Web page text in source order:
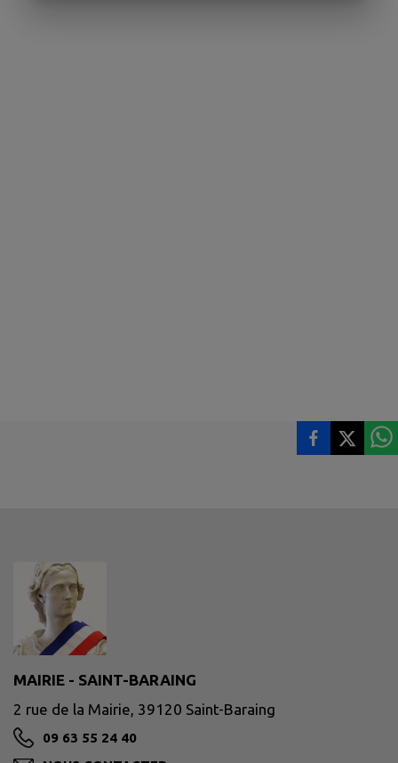
MAIRIE - SAINT-BARAING
2 rue de la Mairie, 39120 Saint-Baraing
09 63 55 24 40